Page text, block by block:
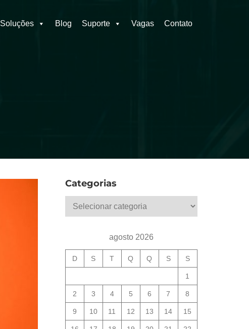
Soluções Blog Suporte Vagas Contato
Categorias
Categorias
agosto 2026
D S T Q Q S S
1
2 3 4 5 6 7 8
9 10 11 12 13 14 15